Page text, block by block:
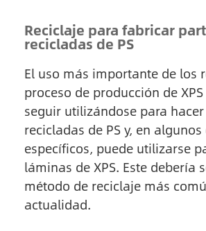
Reciclaje para fabricar
recicladas de PS
El uso más importante de los
proceso de producción de
seguir utilizándose para
recicladas de PS y, en algunos
específicos, puede utilizarse
láminas de XPS. Este debería
método de reciclaje más
actualidad.